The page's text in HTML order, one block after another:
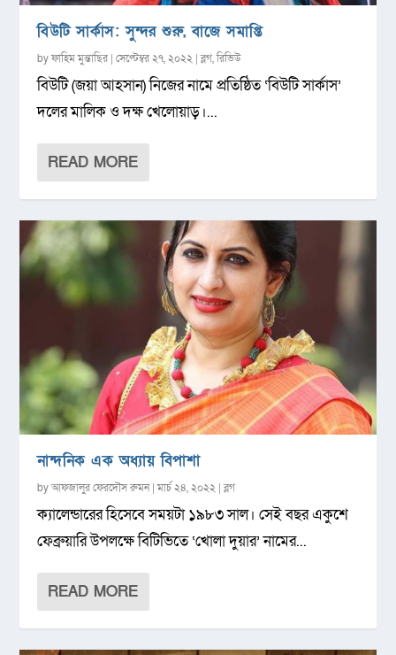
বিউটি সার্কাস: সুন্দর শুরু, বাজে সমাপ্তি
byফাহিম মুন্তাছির |সেপ্টেম্বর ২৭, ২০২২ |ব্লগ,রিভিউ
বিউটি (জয়া আহসান) নিজের নামে প্রতিষ্ঠিত ‘বিউটি সার্কাস’
দলের মালিক ও দক্ষ খেলোয়াড়।...
READ MORE
নান্দনিক এক অধ্যায় বিপাশা
byআফজালুর ফেরদৌস রুমন|মার্চ ২৪, ২০২২ |ব্লগ
ক্যালেন্ডারের হিসেবে সময়টা ১৯৮৩ সাল। সেই বছর একুশে
ফেব্রুয়ারি উপলক্ষে বিটিভিতে ‘খোলা দুয়ার’ নামের...
READ MORE